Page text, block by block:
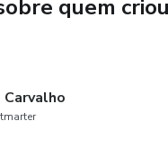
recebe acesso ao
que te ensina a
quem